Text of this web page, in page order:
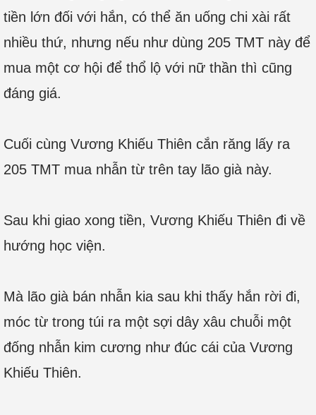
tiền lớn đối với hắn, có thể ăn uống chi xài rất
nhiều thứ, nhưng nếu như dùng 205 TMT này để
mua một cơ hội để thổ lộ với nữ thần thì cũng
đáng giá.
Cuối cùng Vương Khiếu Thiên cắn răng lấy ra
205 TMT mua nhẫn từ trên tay lão già này.
Sau khi giao xong tiền, Vương Khiếu Thiên đi về
hướng học viện.
Mà lão già bán nhẫn kia sau khi thấy hắn rời đi,
móc từ trong túi ra một sợi dây xâu chuỗi một
đống nhẫn kim cương như đúc cái của Vương
Khiếu Thiên.